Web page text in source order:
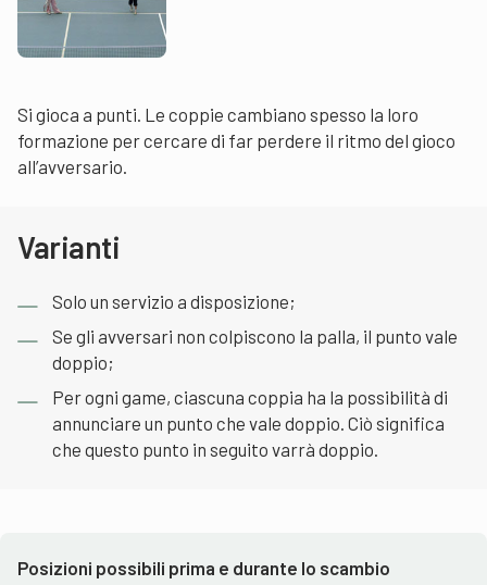
Si gioca a punti. Le coppie cambiano spesso la loro
formazione per cercare di far perdere il ritmo del gioco
all’avversario.
Varianti
Solo un servizio a disposizione;
Se gli avversari non colpiscono la palla, il punto vale
doppio;
Per ogni game, ciascuna coppia ha la possibilità di
annunciare un punto che vale doppio. Ciò significa
che questo punto in seguito varrà doppio.
Posizioni possibili prima e durante lo scambio